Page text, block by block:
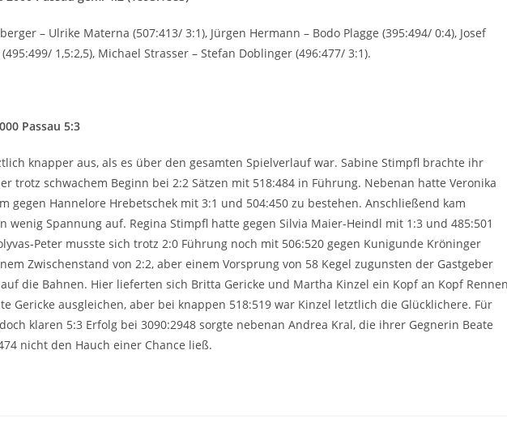
– Ulrike Materna (507:413/ 3:1), Jürgen Hermann – Bodo Plagge (395:494/ 0:4), Josef
1,5:2,5), Michael Strasser – Stefan Doblinger (496:477/ 3:1).
Passau 5:3
knapper aus, als es über den gesamten Spielverlauf war. Sabine Stimpfl brachte ihr
trotz schwachem Beginn bei 2:2 Sätzen mit 518:484 in Führung. Nebenan hatte Veronika
gegen Hannelore Hrebetschek mit 3:1 und 504:450 zu bestehen. Anschließend kam
wenig Spannung auf. Regina Stimpfl hatte gegen Silvia Maier-Heindl mit 1:3 und 485:501
Peter musste sich trotz 2:0 Führung noch mit 506:520 gegen Kunigunde Kröninger
Zwischenstand von 2:2, aber einem Vorsprung von 58 Kegel zugunsten der Gastgeber
die Bahnen. Hier lieferten sich Britta Gericke und Martha Kinzel ein Kopf an Kopf
Gericke ausgleichen, aber bei knappen 518:519 war Kinzel letztlich die Glücklichere. Für
klaren 5:3 Erfolg bei 3090:2948 sorgte nebenan Andrea Kral, die ihrer Gegnerin Beate
nicht den Hauch einer Chance ließ.